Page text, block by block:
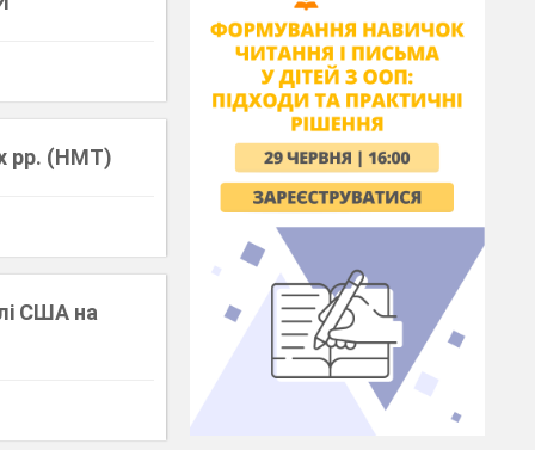
рр. (НМТ)
США на